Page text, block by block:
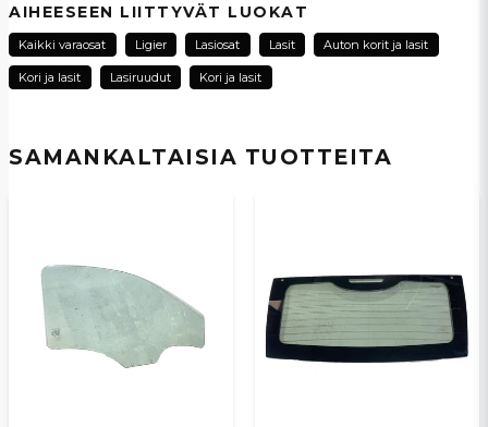
SAMANKALTAISIA ​​TUOTTEITA
Kyllä, voit julkaista kysymykseni
AIHEESEEN LIITTYVÄT LUOKAT
Kaikki varaosat Ligier Lasiosat Lasit Auton korit ja lasit
Kori ja lasit Lasiruudut Kori ja lasit